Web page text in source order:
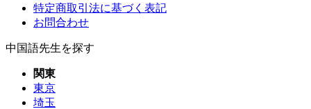
特定商取引法に基づく表記
お問合わせ
中国語先生を探す
関東
東京
埼玉